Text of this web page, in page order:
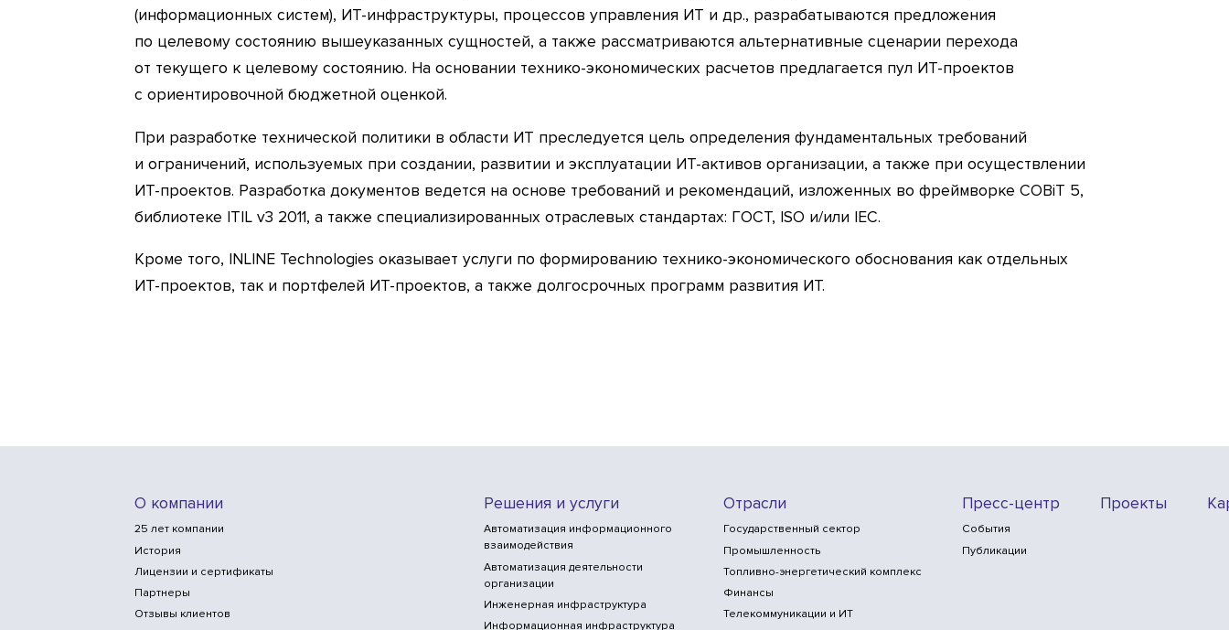
(информационных систем), ИТ-инфраструктуры, процессов управления ИТ и др., разрабатываются предложения
по целевому состоянию вышеуказанных сущностей, а также рассматриваются альтернативные сценарии перехода
от текущего к целевому состоянию. На основании технико-экономических расчетов предлагается пул ИТ-проектов
с ориентировочной бюджетной оценкой.
При разработке технической политики в области ИТ преследуется цель определения фундаментальных требований
и ограничений, используемых при создании, развитии и эксплуатации ИТ-активов организации, а также при осуществлении
ИТ-проектов. Разработка документов ведется на основе требований и рекомендаций, изложенных во фреймворке COBiT 5,
библиотеке ITIL v3 2011, а также специализированных отраслевых стандартах: ГОСТ, ISO и/или IEC.
Кроме того, INLINE Technologies оказывает услуги по формированию технико-экономического обоснования как отдельных
ИТ-проектов, так и портфелей ИТ-проектов, а также долгосрочных программ развития ИТ.
О компании
25 лет компании
История
Лицензии и сертификаты
Партнеры
Отзывы клиентов
Решения и услуги
Автоматизация информационного
взаимодействия
Автоматизация деятельности
организации
Инженерная инфраструктура
Информационная инфраструктура
Отрасли
Государственный сектор
Промышленность
Топливно-энергетический комплекс
Финансы
Телекоммуникации и ИТ
Пресс-центр
События
Публикации
Проекты